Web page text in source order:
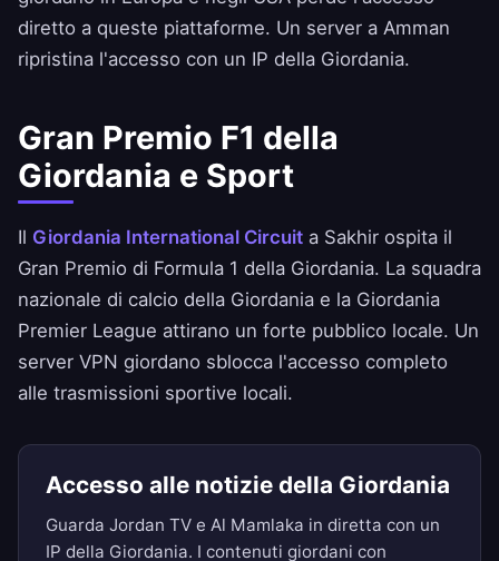
diretto a queste piattaforme. Un server a Amman
ripristina l'accesso con un IP della Giordania.
Gran Premio F1 della
Giordania e Sport
Il Giordania International Circuit a Sakhir ospita il
Gran Premio di Formula 1 della Giordania. La squadra
nazionale di calcio della Giordania e la Giordania
Premier League attirano un forte pubblico locale. Un
server VPN giordano sblocca l'accesso completo
alle trasmissioni sportive locali.
Accesso alle notizie della Giordania
Guarda Jordan TV e Al Mamlaka in diretta con un
IP della Giordania. I contenuti giordani con